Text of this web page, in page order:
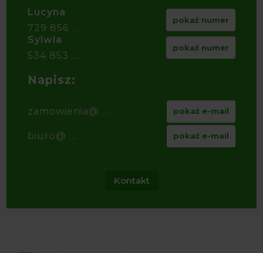
Lucyna
729 856 ...
pokaż numer
Sylwia
534 853 ...
pokaż numer
Napisz:
zamowienia@ ... pokaż e-mail
biuro@ ... pokaż e-mail
Kontakt